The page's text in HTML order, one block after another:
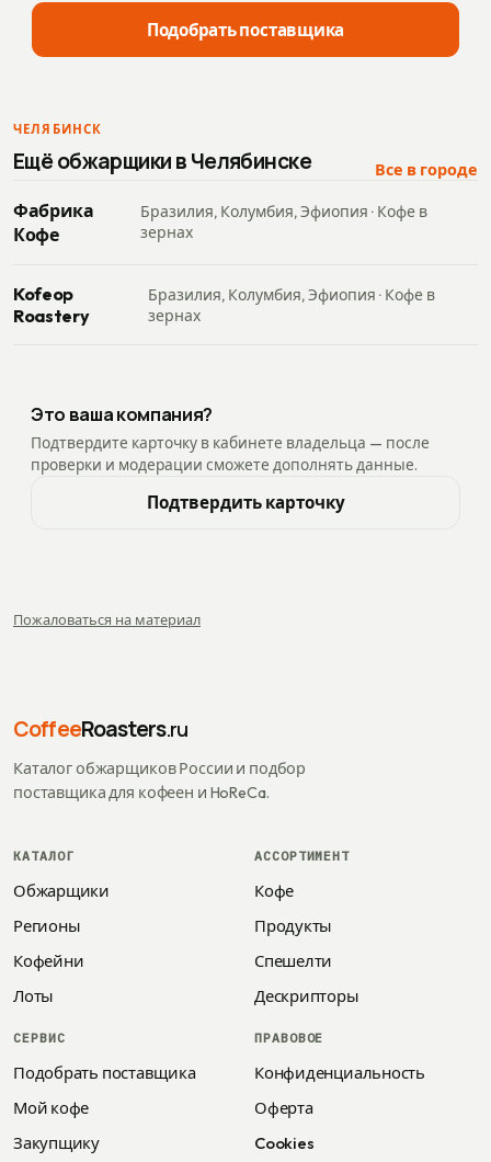
Подобрать поставщика
ЧЕЛЯБИНСК
Ещё обжарщики вЧелябинске Все в городе
Фабрика
Кофе
Бразилия, Колумбия, Эфиопия · Кофе в
зернах
Kofeop
Roastery
Бразилия, Колумбия, Эфиопия · Кофе в
зернах
Это ваша компания?
Подтвердите карточку в кабинете владельца — после
проверки и модерации сможете дополнять данные.
Подтвердить карточку
Пожаловаться на материал
CoffeeRoasters.ru
Каталог обжарщиков России и подбор
поставщика для кофеен и HoReCa.
КАТАЛОГ
Обжарщики
Регионы
Кофейни
Лоты
АССОРТИМЕНТ
Кофе
Продукты
Спешелти
Дескрипторы
СЕРВИС
Подобрать поставщика
Мой кофе
Закупщику
ПРАВОВОЕ
Конфиденциальность
Оферта
Cookies